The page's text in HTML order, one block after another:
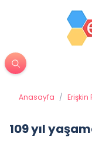
Anasayfa / Erişkin
109 yıl